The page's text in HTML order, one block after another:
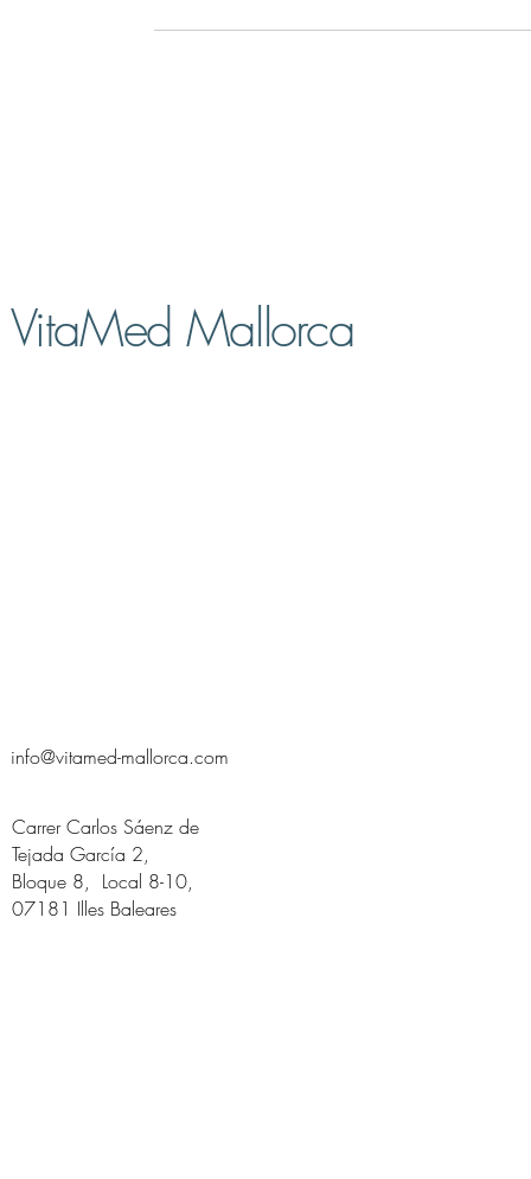
VitaMed Mallorca
info@vitamed-mallorca.com
Carrer Carlos Sáenz de
Tejada García 2,
Bloque 8, Local 8-10,
07181 Illes Baleares